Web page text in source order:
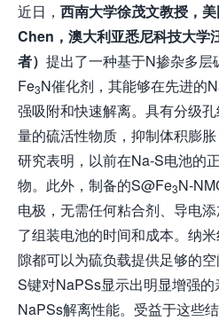
近日， 西南大学徐茂文教授，
Chen， 澳大利亚悉尼科技大学
者） 提出了一种基于N掺杂多
Fe3N催化剂，其能够在先进的
强吸附和快速解离。具有分级
量的硫活性物质，抑制体积膨
研究表明，以前在Na-S电池的
物。此外，制备的S@Fe3N-
电极，无需任何粘合剂、导电
了组装电池的时间和成本。纳
隙都可以为硫负载提供足够的
S键对NaPSs显示出明显增强
NaPSs解离性能。受益于这些